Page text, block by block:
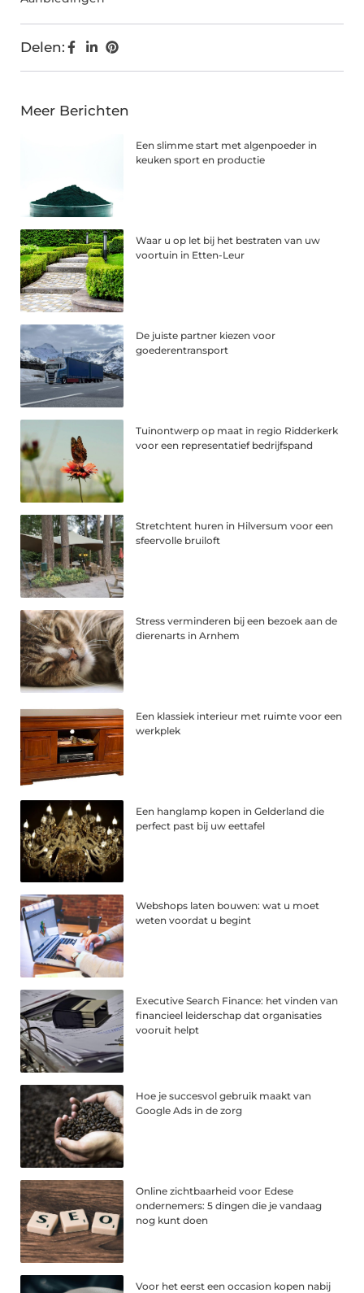
Delen:
Meer Berichten
Een slimme start met algenpoeder in
keuken sport en productie
Waar u op let bij het bestraten van uw
voortuin in Etten-Leur
De juiste partner kiezen voor
goederentransport
Tuinontwerp op maat in regio Ridderkerk
voor een representatief bedrijfspand
Stretchtent huren in Hilversum voor een
sfeervolle bruiloft
Stress verminderen bij een bezoek aan de
dierenarts in Arnhem
Een klassiek interieur met ruimte voor een
werkplek
Een hanglamp kopen in Gelderland die
perfect past bij uw eettafel
Webshops laten bouwen: wat u moet
weten voordat u begint
Executive Search Finance: het vinden van
financieel leiderschap dat organisaties
vooruit helpt
Hoe je succesvol gebruik maakt van
Google Ads in de zorg
Online zichtbaarheid voor Edese
ondernemers: 5 dingen die je vandaag
nog kunt doen
Voor het eerst een occasion kopen nabij